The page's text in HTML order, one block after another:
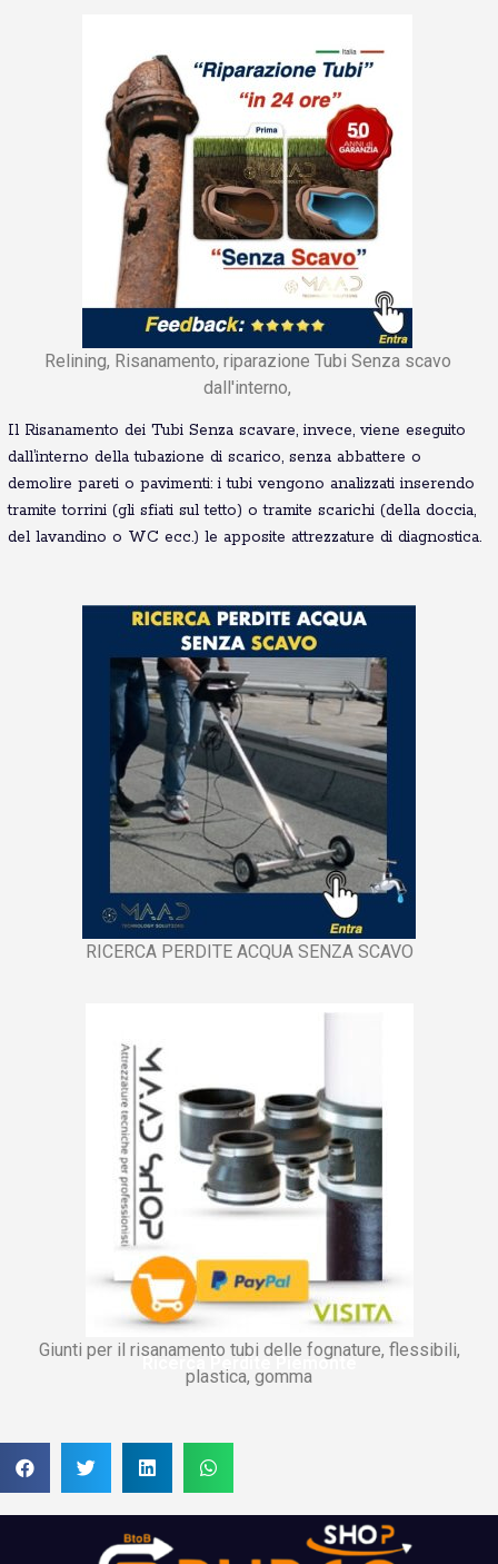
Relining, Risanamento, riparazione Tubi Senza scavo
dall'interno,
Il Risanamento dei Tubi Senza scavare, invece, viene eseguito
dall’interno della tubazione di scarico, senza abbattere o
demolire pareti o pavimenti: i tubi vengono analizzati inserendo
tramite torrini (gli sfiati sul tetto) o tramite scarichi (della doccia,
del lavandino o WC ecc.) le apposite attrezzature di diagnostica.
RICERCA PERDITE ACQUA SENZA SCAVO
Giunti per il risanamento tubi delle fognature, flessibili,
plastica, gomma
Ricerca Perdite Piemonte